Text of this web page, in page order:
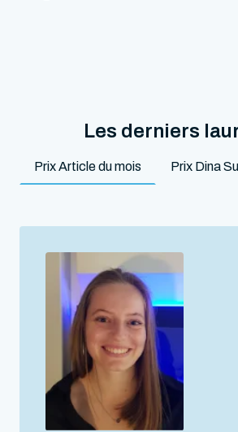
Les derniers
Prix Article du mois Prix Dina